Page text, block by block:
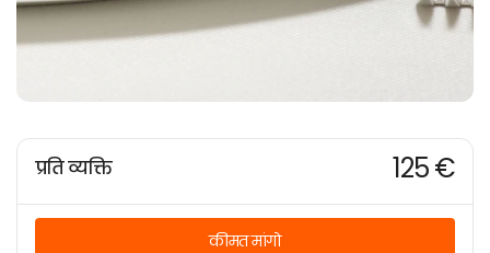
प्रति व्यक्ति 125 €
कीमत मांगो